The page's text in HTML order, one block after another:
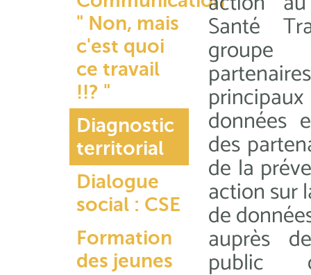
" Non, mais
c'est quoi
ce travail
!!? "
Diagnostic
territorial
Dialogue
social : CSE
Formation
des jeunes
Santé
données
des
de la
action sur
de
auprès
public